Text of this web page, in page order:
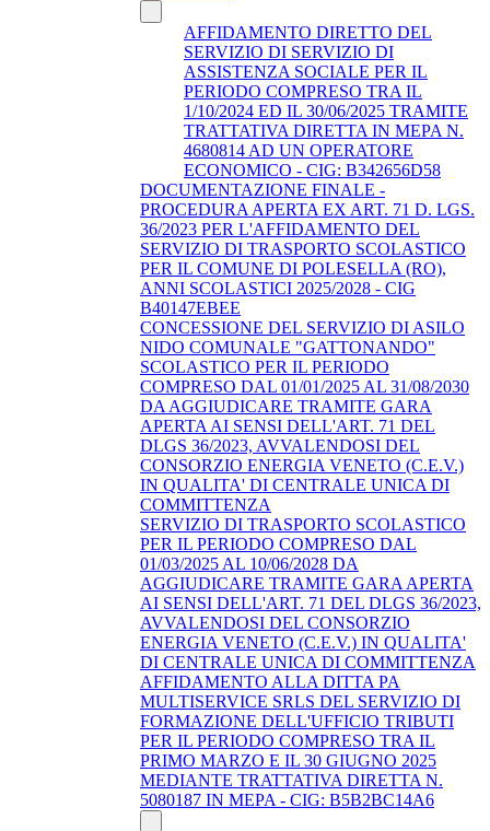
AFFIDAMENTO DIRETTO DEL
SERVIZIO DI SERVIZIO DI
ASSISTENZA SOCIALE PER IL
PERIODO COMPRESO TRA IL
1/10/2024 ED IL 30/06/2025 TRAMITE
TRATTATIVA DIRETTA IN MEPA N.
4680814 AD UN OPERATORE
ECONOMICO - CIG: B342656D58
DOCUMENTAZIONE FINALE -
PROCEDURA APERTA EX ART. 71 D. LGS.
36/2023 PER L'AFFIDAMENTO DEL
SERVIZIO DI TRASPORTO SCOLASTICO
PER IL COMUNE DI POLESELLA (RO),
ANNI SCOLASTICI 2025/2028 - CIG
B40147EBEE
CONCESSIONE DEL SERVIZIO DI ASILO
NIDO COMUNALE "GATTONANDO"
SCOLASTICO PER IL PERIODO
COMPRESO DAL 01/01/2025 AL 31/08/2030
DA AGGIUDICARE TRAMITE GARA
APERTA AI SENSI DELL'ART. 71 DEL
DLGS 36/2023, AVVALENDOSI DEL
CONSORZIO ENERGIA VENETO (C.E.V.)
IN QUALITA' DI CENTRALE UNICA DI
COMMITTENZA
SERVIZIO DI TRASPORTO SCOLASTICO
PER IL PERIODO COMPRESO DAL
01/03/2025 AL 10/06/2028 DA
AGGIUDICARE TRAMITE GARA APERTA
AI SENSI DELL'ART. 71 DEL DLGS 36/2023,
AVVALENDOSI DEL CONSORZIO
ENERGIA VENETO (C.E.V.) IN QUALITA'
DI CENTRALE UNICA DI COMMITTENZA
AFFIDAMENTO ALLA DITTA PA
MULTISERVICE SRLS DEL SERVIZIO DI
FORMAZIONE DELL'UFFICIO TRIBUTI
PER IL PERIODO COMPRESO TRA IL
PRIMO MARZO E IL 30 GIUGNO 2025
MEDIANTE TRATTATIVA DIRETTA N.
5080187 IN MEPA - CIG: B5B2BC14A6